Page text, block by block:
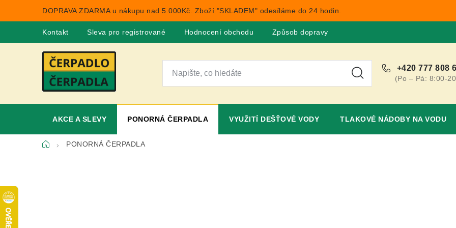
DOPRAVA ZDARMA u nákupu nad 5.000Kč. Zboží "SKLADEM" odesíláme do 24 hodin.
Kontakt Sleva pro registrované Hodnocení obchodu Způsob dopravy
+420 777 808
(Po – Pá: 8:00-
AKCE A SLEVY PONORNÁ ČERPADLA VYUŽITÍ DEŠŤOVÉ VODY TLAKOVÉ NÁDOBY NA VODU
DomůPONORNÁ ČERPADLA